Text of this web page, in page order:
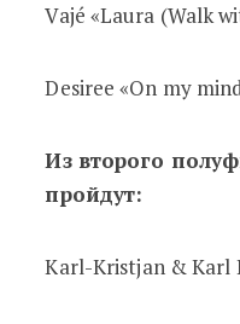
Vajé «Laura (Walk
Desiree «On my
Из второго
пройдут:
Karl-Kristjan & Karl